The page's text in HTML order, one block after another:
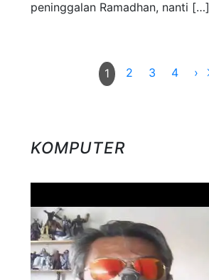
peninggalan Ramadhan, nanti […]
1 2 3 4 ›
KOMPUTER